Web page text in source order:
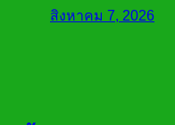
สิงหาคม 7, 2026